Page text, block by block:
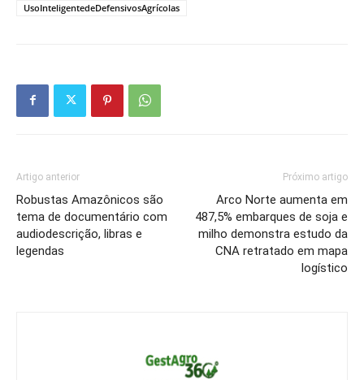
UsoInteligentedeDefensivosAgrícolas
Artigo anterior
Robustas Amazônicos são
tema de documentário com
audiodescrição, libras e
legendas
Próximo artigo
Arco Norte aumenta em
487,5% embarques de soja e
milho demonstra estudo da
CNA retratado em mapa
logístico